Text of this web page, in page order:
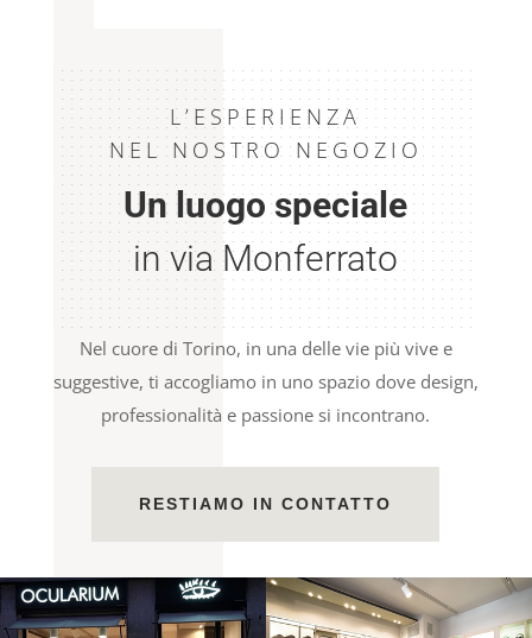
L’ESPERIENZA
NEL NOSTRO NEGOZIO
Un luogo speciale
in via Monferrato
Nel cuore di Torino, in una delle vie più vive e
suggestive, ti accogliamo in uno spazio dove design,
professionalità e passione si incontrano.
RESTIAMO IN CONTATTO